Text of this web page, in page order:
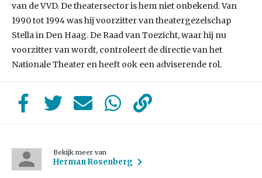
van de VVD. De theatersector is hem niet onbekend. Van
1990 tot 1994 was hij voorzitter van theatergezelschap
Stella in Den Haag. De Raad van Toezicht, waar hij nu
voorzitter van wordt, controleert de directie van het
Nationale Theater en heeft ook een adviserende rol.
Bekijk meer van
Herman Rosenberg